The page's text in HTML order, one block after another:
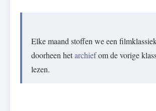
Elke maand stoffen we een
doorheen hetarchiefom de vorige
lezen.